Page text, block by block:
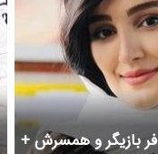
فر بازیگر و همسرش +